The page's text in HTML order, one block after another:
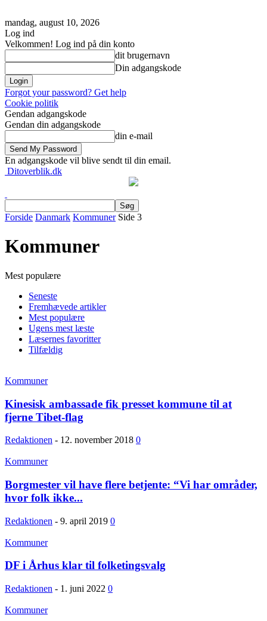
mandag, august 10, 2026
Log ind
Velkommen! Log ind på din konto
dit brugernavn
Din adgangskode
Forgot your password? Get help
Cookie politik
Gendan adgangskode
Gendan din adgangskode
din e-mail
En adgangskode vil blive sendt til din email.
Ditoverblik.dk
Forside Danmark Kommuner Side 3
Kommuner
Mest populære
Seneste
Fremhævede artikler
Mest populære
Ugens mest læste
Læsernes favoritter
Tilfældig
Kommuner
Kinesisk ambassade fik presset kommune til at
fjerne Tibet-flag
Redaktionen - 12. november 2018 0
Kommuner
Borgmester vil have flere betjente: “Vi har områder,
hvor folk ikke...
Redaktionen - 9. april 2019 0
Kommuner
DF i Århus klar til folketingsvalg
Redaktionen - 1. juni 2022 0
Kommuner